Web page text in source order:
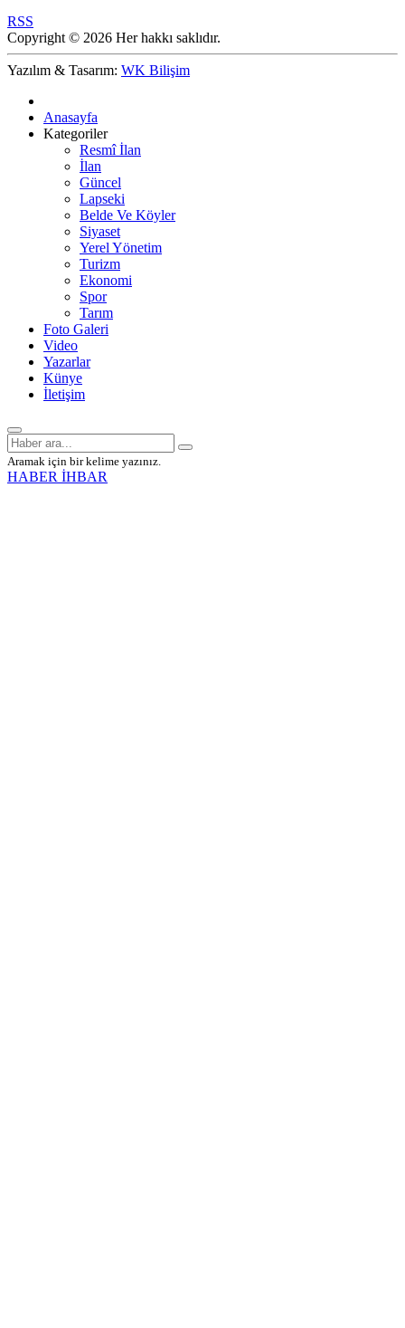
RSS
Copyright © 2026 Her hakkı saklıdır.
Yazılım & Tasarım: WK Bilişim
Anasayfa
Kategoriler
Resmî İlan
İlan
Güncel
Lapseki
Belde Ve Köyler
Siyaset
Yerel Yönetim
Turizm
Ekonomi
Spor
Tarım
Foto Galeri
Video
Yazarlar
Künye
İletişim
Aramak için bir kelime yazınız.
HABER İHBAR